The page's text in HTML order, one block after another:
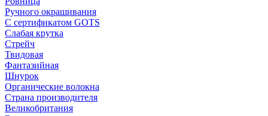
Ручного окрашивания
С сертификатом GOTS
Слабая крутка
Стрейч
Твидовая
Фантазийная
Шнурок
Органические волокна
Страна производителя
Великобритания